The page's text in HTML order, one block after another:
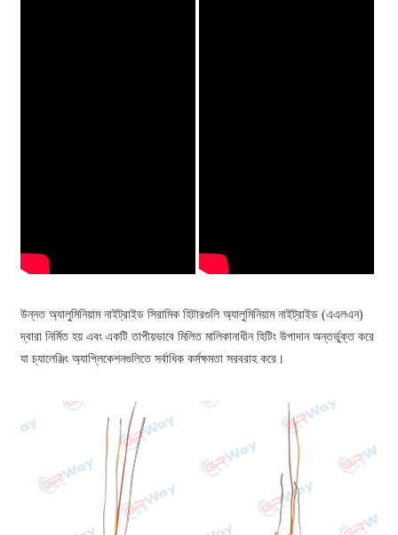
উন্নত অ্যালুমিনিয়াম নাইট্রাইড সিরামিক হিটারগুলি অ্যালুমিনিয়াম নাইট্রাইড (এএলএন)
দ্বারা নির্মিত হয় এবং একটি তাপীয়ভাবে মিলিত মালিকানাধীন হিটিং উপাদান অন্তর্ভুক্ত করে
যা চ্যালেঞ্জিং অ্যাপ্লিকেশনগুলিতে সর্বাধিক কর্মক্ষমতা সরবরাহ করে।